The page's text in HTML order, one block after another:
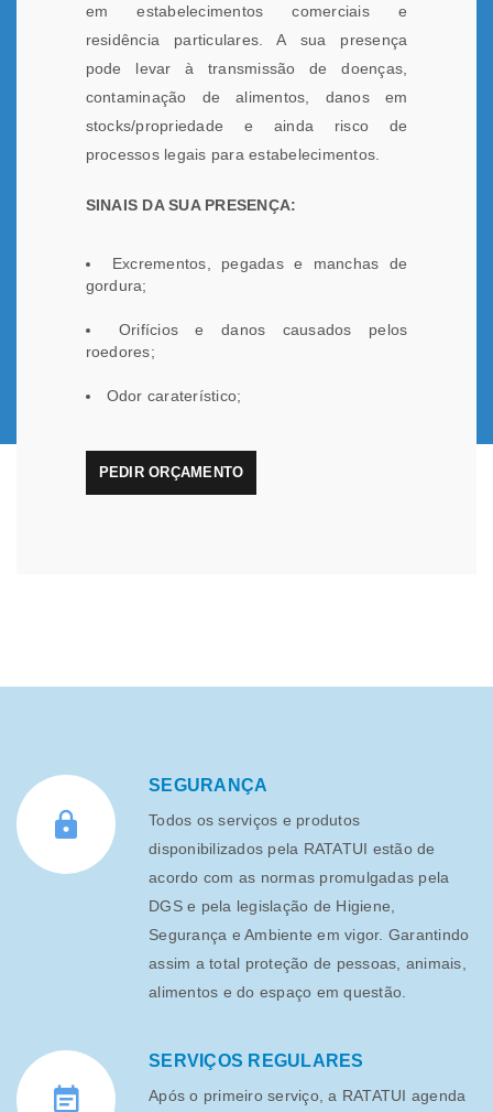
em estabelecimentos comerciais e
residência particulares. A sua presença
pode levar à transmissão de doenças,
contaminação de alimentos, danos em
stocks/propriedade e ainda risco de
processos legais para estabelecimentos.
SINAIS DA SUA PRESENÇA:
Excrementos, pegadas e manchas de
gordura;
Orifícios e danos causados pelos
roedores;
Odor caraterístico;
PEDIR ORÇAMENTO
SEGURANÇA
Todos os serviços e produtos
disponibilizados pela RATATUI estão de
acordo com as normas promulgadas pela
DGS e pela legislação de Higiene,
Segurança e Ambiente em vigor. Garantindo
assim a total proteção de pessoas, animais,
alimentos e do espaço em questão.
SERVIÇOS REGULARES
Após o primeiro serviço, a RATATUI agenda